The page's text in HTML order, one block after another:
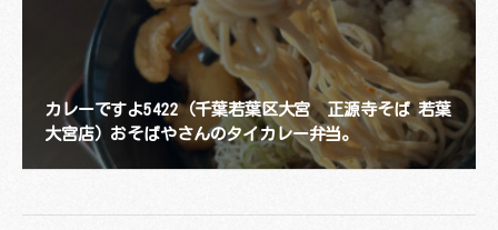
カレーですよ5422（千葉若葉区大宮 正源寺そば 若葉
大宮店）おそばやさんのタイカレー弁当。